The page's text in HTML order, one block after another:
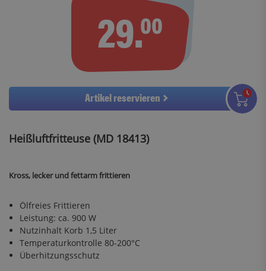
Heißluftfritteuse (MD 18413)
Kross, lecker und fettarm frittieren
Ölfreies Frittieren
Leistung: ca. 900 W
Nutzinhalt Korb 1,5 Liter
Temperaturkontrolle 80-200°C
Überhitzungsschutz
29.00
Artikel reservieren